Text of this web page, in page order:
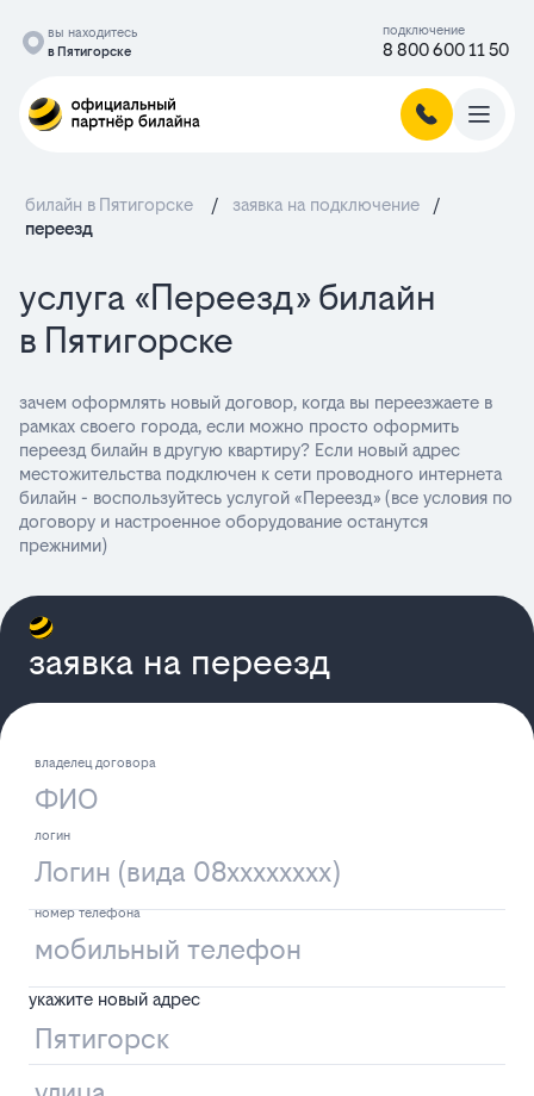
вы находитесь
в Пятигорске
подключение
8 800 600 11 50
билайн в Пятигорске / заявка на подключение
/
переезд
услуга «Переезд» билайн
в Пятигорске
зачем оформлять новый договор, когда вы переезжаете в
рамках своего города, если можно просто оформить
переезд билайн в другую квартиру? Если новый адрес
местожительства подключен к сети проводного интернета
билайн - воспользуйтесь услугой «Переезд» (все условия по
договору и настроенное оборудование останутся
прежними)
заявка на переезд
укажите новый адрес